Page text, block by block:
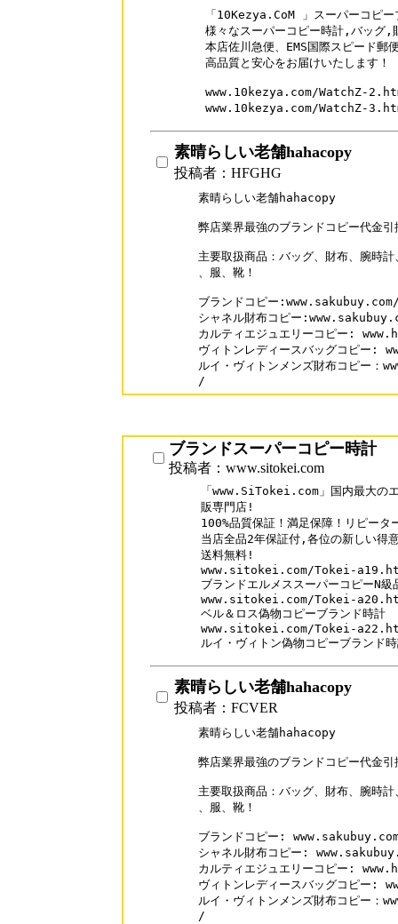
「10Kezya.CoM 」スーパーコピ
様々なスーパーコピー時計,バッグ,
本店佐川急便、EMS国際スピード郵
高品質と安心をお届けいたします！
www.10kezya.com/WatchZ-
www.10kezya.com/WatchZ-
素晴らしい老舗hahacopy
投稿者：HFGHG
素晴らしい老舗hahacopy
弊店業界最強のブランドコピー代金
主要取扱商品：バッグ、財布、腕時
、服、靴！
ブランドコピー
シャネル財布コピー
カルティエジュエリーコピー:
ヴィトンレディースバッグコピ
ルイ・ヴィトンメンズ財布コピー
/
ブランドスーパーコピー時計
投稿者：www.sitokei.com
「www.SiTokei.com」国内最大の
販専門店!
100%品質保証！満足保障！リピー
当店全品2年保証付,各位の新しい得
送料無料!
www.sitokei.com/Tokei-
ブランドエルメススーパーコピーN級
www.sitokei.com/Tokei-
ベル＆ロス偽物コピーブランド時計
www.sitokei.com/Tokei-
素晴らしい老舗hahacopy
投稿者：FCVER
素晴らしい老舗hahacopy
弊店業界最強のブランドコピー代金
主要取扱商品：バッグ、財布、腕時
、服、靴！
ブランドコピー:
シャネル財布コピー:
カルティエジュエリーコピー:
ヴィトンレディースバッグコピ
ルイ・ヴィトンメンズ財布コピー
/